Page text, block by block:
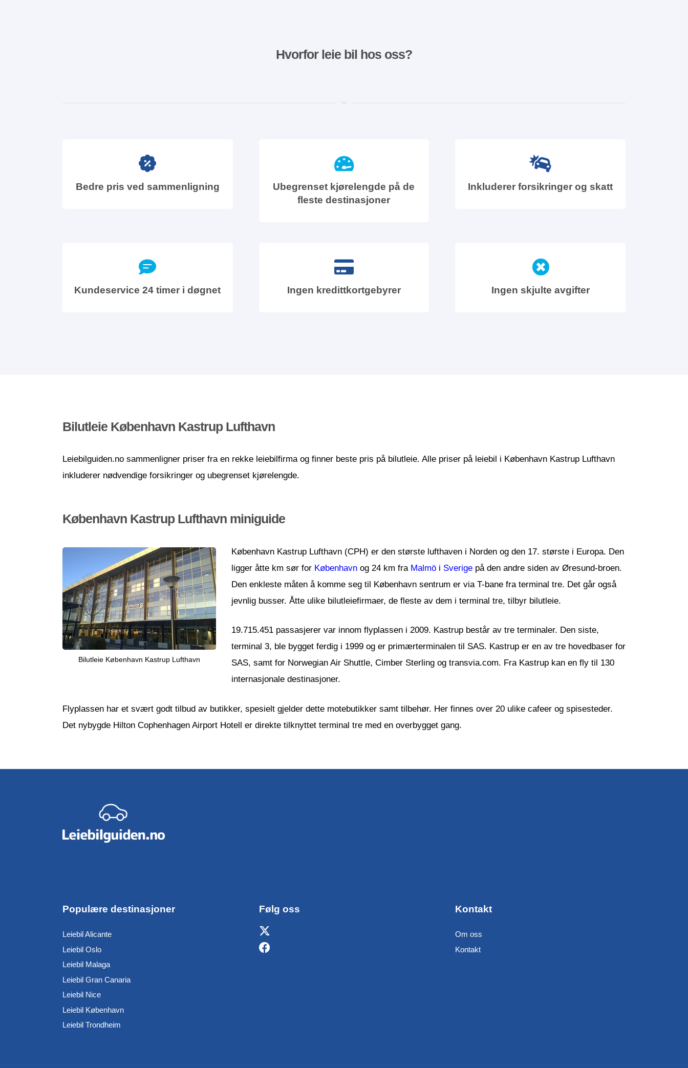
Hvorfor leie bil hos oss?
Bedre pris ved sammenligning
Ubegrenset kjørelengde på de
fleste destinasjoner
Inkluderer forsikringer og skatt
Kundeservice 24 timer i døgnet Ingen kredittkortgebyrer Ingen skjulte avgifter
Bilutleie København Kastrup Lufthavn
Leiebilguiden.no sammenligner priser fra en rekke leiebilfirma og finner beste pris på bilutleie. Alle priser på leiebil i København Kastrup Lufthavn
inkluderer nødvendige forsikringer og ubegrenset kjørelengde.
København Kastrup Lufthavn miniguide
Bilutleie København Kastrup Lufthavn
København Kastrup Lufthavn (CPH) er den største lufthaven i Norden og den 17. største i Europa. Den
ligger åtte km sør for København og 24 km fra Malmö i Sverige på den andre siden av Øresund-broen.
Den enkleste måten å komme seg til København sentrum er via T-bane fra terminal tre. Det går også
jevnlig busser. Åtte ulike bilutleiefirmaer, de fleste av dem i terminal tre, tilbyr bilutleie.
19.715.451 passasjerer var innom flyplassen i 2009. Kastrup består av tre terminaler. Den siste,
terminal 3, ble bygget ferdig i 1999 og er primærterminalen til SAS. Kastrup er en av tre hovedbaser for
SAS, samt for Norwegian Air Shuttle, Cimber Sterling og transvia.com. Fra Kastrup kan en fly til 130
internasjonale destinasjoner.
Flyplassen har et svært godt tilbud av butikker, spesielt gjelder dette motebutikker samt tilbehør. Her finnes over 20 ulike cafeer og spisesteder.
Det nybygde Hilton Cophenhagen Airport Hotell er direkte tilknyttet terminal tre med en overbygget gang.
Populære destinasjoner
Leiebil Alicante
Leiebil Oslo
Leiebil Malaga
Leiebil Gran Canaria
Leiebil Nice
Leiebil København
Leiebil Trondheim
Følg oss Kontakt
Om oss
Kontakt